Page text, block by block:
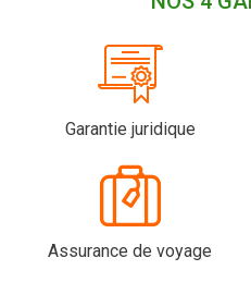
Garantie juridique
Assurance de voyage